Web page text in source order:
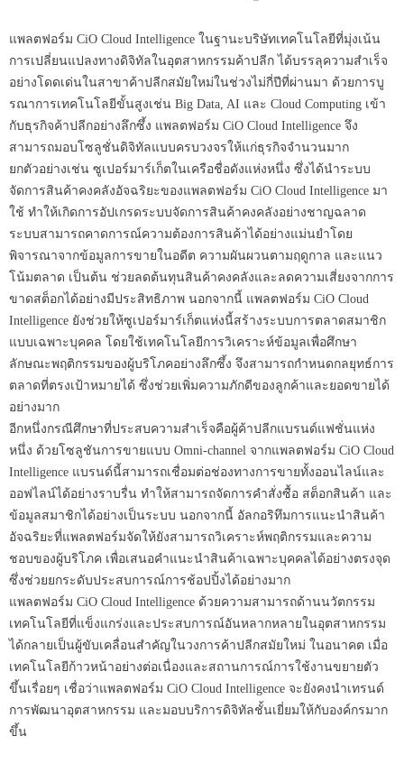
แพลตฟอร์ม CiO Cloud Intelligence ในฐานะบริษัทเทคโนโลยีที่มุ่งเน้น
การเปลี่ยนแปลงทางดิจิทัลในอุตสาหกรรมค้าปลีก ได้บรรลุความสำเร็จ
อย่างโดดเด่นในสาขาค้าปลีกสมัยใหม่ในช่วงไม่กี่ปีที่ผ่านมา ด้วยการบู
รณาการเทคโนโลยีขั้นสูงเช่น Big Data, AI และ Cloud Computing เข้า
กับธุรกิจค้าปลีกอย่างลึกซึ้ง แพลตฟอร์ม CiO Cloud Intelligence จึง
สามารถมอบโซลูชั่นดิจิทัลแบบครบวงจรให้แก่ธุรกิจจำนวนมาก
ยกตัวอย่างเช่น ซูเปอร์มาร์เก็ตในเครือชื่อดังแห่งหนึ่ง ซึ่งได้นำระบบ
จัดการสินค้าคงคลังอัจฉริยะของแพลตฟอร์ม CiO Cloud Intelligence มา
ใช้ ทำให้เกิดการอัปเกรดระบบจัดการสินค้าคงคลังอย่างชาญฉลาด
ระบบสามารถคาดการณ์ความต้องการสินค้าได้อย่างแม่นยำโดย
พิจารณาจากข้อมูลการขายในอดีต ความผันผวนตามฤดูกาล และแนว
โน้มตลาด เป็นต้น ช่วยลดต้นทุนสินค้าคงคลังและลดความเสี่ยงจากการ
ขาดสต็อกได้อย่างมีประสิทธิภาพ นอกจากนี้ แพลตฟอร์ม CiO Cloud
Intelligence ยังช่วยให้ซูเปอร์มาร์เก็ตแห่งนี้สร้างระบบการตลาดสมาชิก
แบบเฉพาะบุคคล โดยใช้เทคโนโลยีการวิเคราะห์ข้อมูลเพื่อศึกษา
ลักษณะพฤติกรรมของผู้บริโภคอย่างลึกซึ้ง จึงสามารถกำหนดกลยุทธ์การ
ตลาดที่ตรงเป้าหมายได้ ซึ่งช่วยเพิ่มความภักดีของลูกค้าและยอดขายได้
อย่างมาก
อีกหนึ่งกรณีศึกษาที่ประสบความสำเร็จคือผู้ค้าปลีกแบรนด์แฟชั่นแห่ง
หนึ่ง ด้วยโซลูชันการขายแบบ Omni-channel จากแพลตฟอร์ม CiO Cloud
Intelligence แบรนด์นี้สามารถเชื่อมต่อช่องทางการขายทั้งออนไลน์และ
ออฟไลน์ได้อย่างราบรื่น ทำให้สามารถจัดการคำสั่งซื้อ สต็อกสินค้า และ
ข้อมูลสมาชิกได้อย่างเป็นระบบ นอกจากนี้ อัลกอริทึมการแนะนำสินค้า
อัจฉริยะที่แพลตฟอร์มจัดให้ยังสามารถวิเคราะห์พฤติกรรมและความ
ชอบของผู้บริโภค เพื่อเสนอคำแนะนำสินค้าเฉพาะบุคคลได้อย่างตรงจุด
ซึ่งช่วยยกระดับประสบการณ์การช้อปปิ้งได้อย่างมาก
แพลตฟอร์ม CiO Cloud Intelligence ด้วยความสามารถด้านนวัตกรรม
เทคโนโลยีที่แข็งแกร่งและประสบการณ์อันหลากหลายในอุตสาหกรรม
ได้กลายเป็นผู้ขับเคลื่อนสำคัญในวงการค้าปลีกสมัยใหม่ ในอนาคต เมื่อ
เทคโนโลยีก้าวหน้าอย่างต่อเนื่องและสถานการณ์การใช้งานขยายตัว
ขึ้นเรื่อยๆ เชื่อว่าแพลตฟอร์ม CiO Cloud Intelligence จะยังคงนำเทรนด์
การพัฒนาอุตสาหกรรม และมอบบริการดิจิทัลชั้นเยี่ยมให้กับองค์กรมาก
ขึ้น